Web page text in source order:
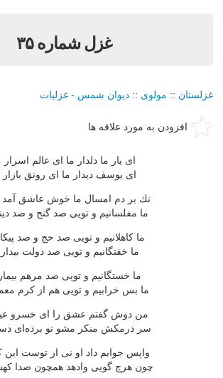
غزل شماره ۳۵
غزلستان :: مولوی :: دیوان شمس - غزلیات
افزودن به مورد علاقه ها
ای یار ما دلدار ما ای عالم اسرار
ای یوسف دیدار ما ای رونق بازار
نك بر دم امسال ما خوش عاشق آمد
ما مفلسانیم و تویی صد گنج و صد
ما كاهلانیم و تویی صد حج و صد
ما خفتگانیم و تویی صد دولت
ما خستگانیم و تویی صد مرهم
ما بس خرابیم و تویی هم از كرم
من دوش گفتم عشق را ای خسرو
سر درمكش منكر مشو تو برده‌ای
واپس جوابم داد او نی از توست این
چون هرچ گویی وادهد همچون صدا